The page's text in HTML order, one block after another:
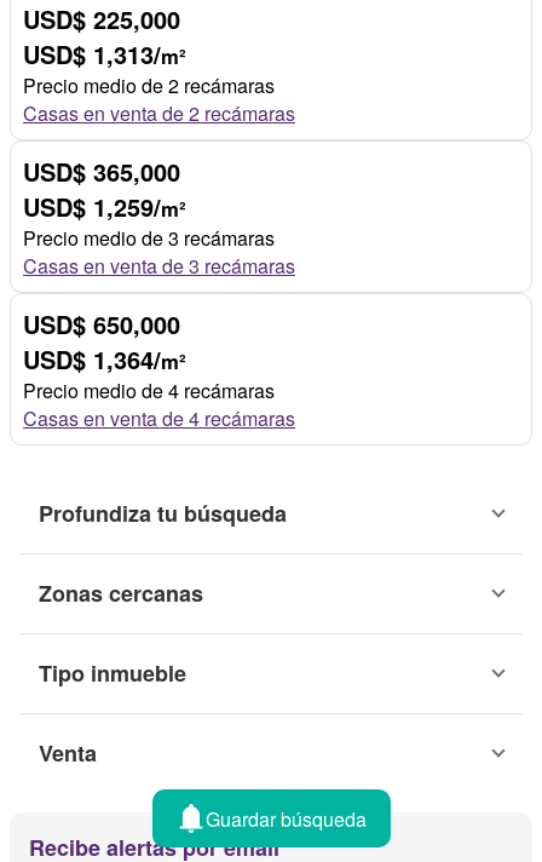
USD$ 225,000
USD$ 1,313/m²
Precio medio de 2 recámaras
Casas en venta de 2 recámaras
USD$ 365,000
USD$ 1,259/m²
Precio medio de 3 recámaras
Casas en venta de 3 recámaras
USD$ 650,000
USD$ 1,364/m²
Precio medio de 4 recámaras
Casas en venta de 4 recámaras
Profundiza tu búsqueda
Zonas cercanas
Tipo inmueble
Venta
Recibe alertas por email
Guardar búsqueda